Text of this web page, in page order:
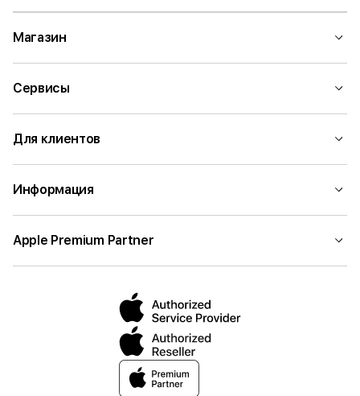
Магазин
Сервисы
Для клиентов
Информация
Apple Premium Partner